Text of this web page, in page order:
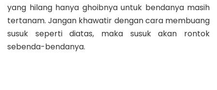
yang hilang hanya ghoibnya untuk bendanya masih
tertanam. Jangan khawatir dengan cara membuang
susuk seperti diatas, maka susuk akan rontok
sebenda-bendanya.